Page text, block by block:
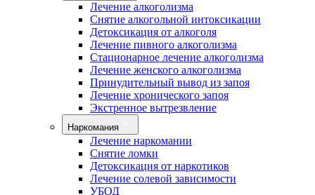
Лечение алкоголизма
Снятие алкогольной интоксикации
Детоксикация от алкоголя
Лечение пивного алкоголизма
Стационарное лечение алкоголизма
Лечение женского алкоголизма
Принудительный вывод из запоя
Лечение хронического запоя
Экстренное вытрезвление
Наркомания
Лечение наркомании
Снятие ломки
Детоксикация от наркотиков
Лечение солевой зависимости
УБОД